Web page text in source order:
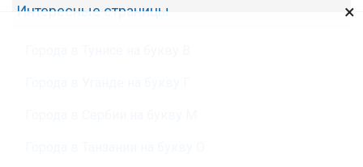
Интересные страницы ×